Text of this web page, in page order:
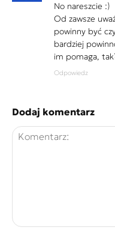
No nareszcie :)
Od zawsze
powinny być
bardziej
im pomaga,
Odpowiedz
Dodaj komentarz